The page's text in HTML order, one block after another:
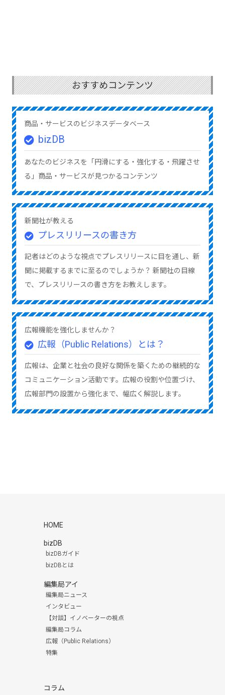
おすすめコンテンツ
商品・サービスのビジネスデータベース
bizDB
あなたのビジネスを「円滑にする・強化する・飛躍させ
る」商品・サービスが見つかるコンテンツ
新聞社が教える
プレスリリースの書き方
記者はどのような視点でプレスリリースに目を通し、新
聞に掲載するまでに至るのでしょうか？ 新聞社の目線
で、プレスリリースの書き方をお教えします。
広報機能を強化しませんか？
広報（Public Relations）とは？
広報は、企業と社会の良好な関係を築くための継続的な
コミュニケーション活動です。広報の役割や位置づけ、
広報部門の設置から強化まで、幅広く解説します。
HOME
bizDB
bizDBガイド
bizDBとは
編集局アイ
編集局ニュース
インタビュー
【対談】イノベーターの視点
編集局コラム
広報（Public Relations）
特集
コラム